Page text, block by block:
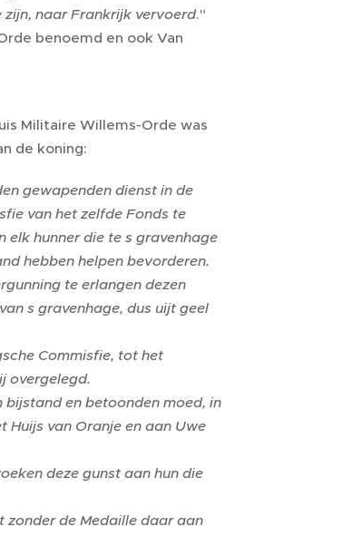
naar Frankrijk vervoerd."
benoemd en ook Van
Militaire Willems-Orde was
de koning:
gewapenden dienst in de
van het zelfde Fonds te
elk hunner die te s gravenhage
hebben helpen bevorderen.
te erlangen dezen
s gravenhage, dus uijt geel
Commisfie, tot het
overgelegd.
bijstand en betoonden moed, in
Huijs van Oranje en aan Uwe
deze gunst aan hun die
zonder de Medaille daar aan